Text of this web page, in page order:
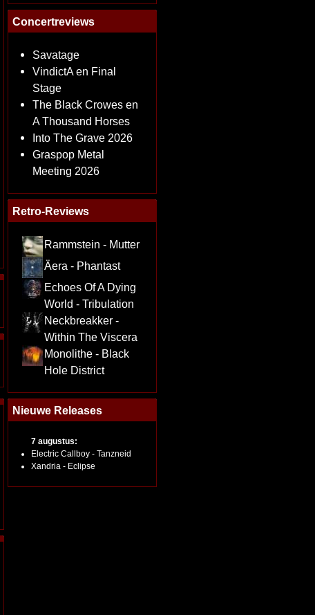
Concertreviews
Savatage
VindictA en Final
Stage
The Black Crowes en
A Thousand Horses
Into The Grave 2026
Graspop Metal
Meeting 2026
Retro-Reviews
Rammstein - Mutter
Äera - Phantast
Echoes Of A Dying
World - Tribulation
Neckbreakker -
Within The Viscera
Monolithe - Black
Hole District
Nieuwe Releases
7 augustus:
Electric Callboy - Tanzneid
Xandria - Eclipse